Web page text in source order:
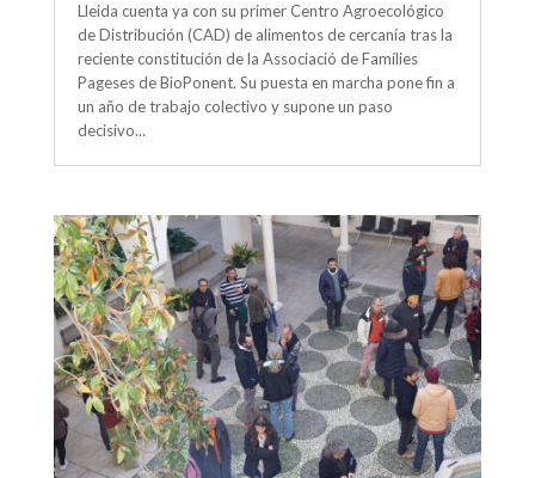
Lleida cuenta ya con su primer Centro Agroecológico
de Distribución (CAD) de alimentos de cercanía tras la
reciente constitución de la Associació de Famílies
Pageses de BioPonent. Su puesta en marcha pone fin a
un año de trabajo colectivo y supone un paso
decisivo...